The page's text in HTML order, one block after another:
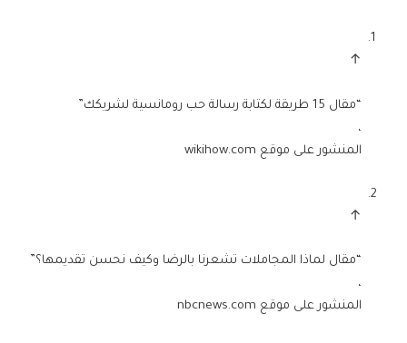
↑
“مقال 15 طريقة لكتابة رسالة حب رومانسية لشريكك”
،
المنشور على موقع wikihow.com
↑
“مقال لماذا المجاملات تشعرنا بالرضا وكيف نحسن تقديمها؟”
،
المنشور على موقع nbcnews.com